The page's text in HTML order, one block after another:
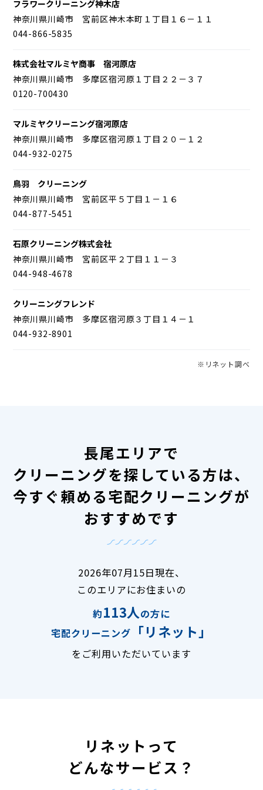
フラワークリーニング神木店
神奈川県川崎市 宮前区神木本町１丁目１６－１１
044-866-5835
株式会社マルミヤ商事 宿河原店
神奈川県川崎市 多摩区宿河原１丁目２２－３７
0120-700430
マルミヤクリーニング宿河原店
神奈川県川崎市 多摩区宿河原１丁目２０－１２
044-932-0275
鳥羽 クリーニング
神奈川県川崎市 宮前区平５丁目１－１６
044-877-5451
石原クリーニング株式会社
神奈川県川崎市 宮前区平２丁目１１－３
044-948-4678
クリーニングフレンド
神奈川県川崎市 多摩区宿河原３丁目１４－１
044-932-8901
※リネット調べ
長尾エリアで
クリーニングを探している方は、
今すぐ頼める宅配クリーニングが
おすすめです
2026年07月15日現在、
このエリアにお住まいの
約113人の方に
宅配クリーニング
「リネット」
をご利用いただいています
リネットって
どんなサービス？